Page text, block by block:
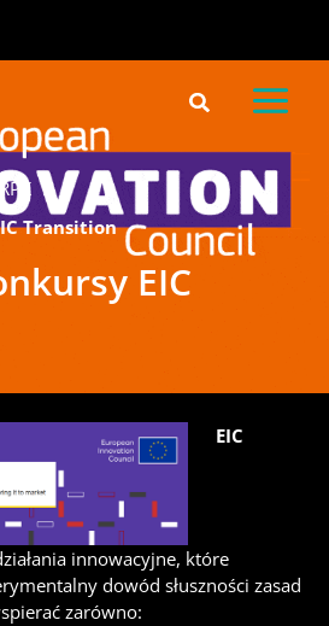
RPK /
Transition
EIC
EIC
innowacyjne, które
dowód słuszności zasad
zarówno: